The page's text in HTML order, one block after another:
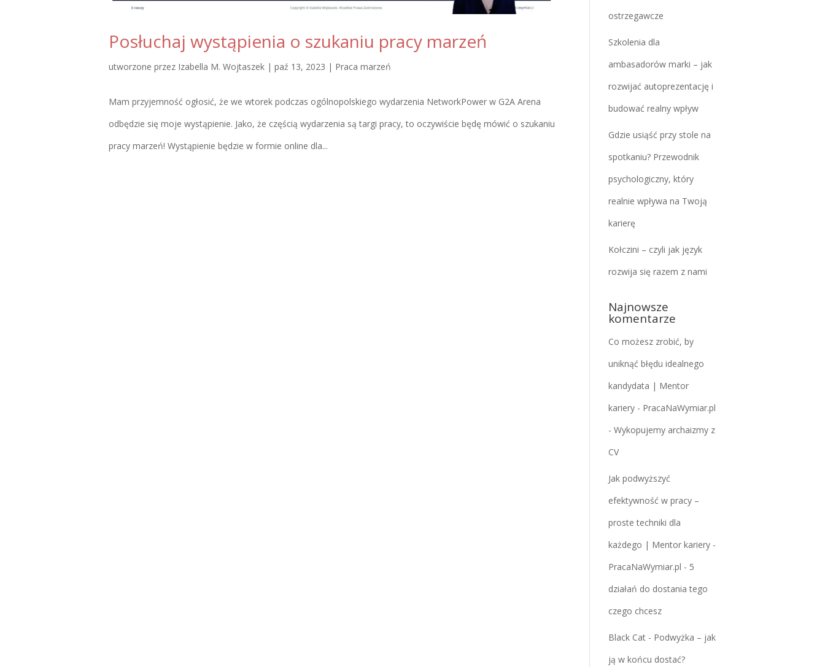
Posłuchaj wystąpienia o szukaniu pracy marzeń
utworzone przez Izabella M. Wojtaszek| paź 13, 2023 | Praca marzeń
Mam przyjemność ogłosić, że we wtorek podczas ogólnopolskiego wydarzenia NetworkPower w G2A Arena
odbędzie się moje wystąpienie. Jako, że częścią wydarzenia są targi pracy, to oczywiście będę mówić o szukaniu
pracy marzeń! Wystąpienie będzie w formie online dla...
ostrzegawcze
Szkolenia dla
ambasadorów marki – jak
rozwijać autoprezentację i
budować realny wpływ
Gdzie usiąść przy stole na
spotkaniu? Przewodnik
psychologiczny, który
realnie wpływa na Twoją
karierę
Kołczini – czyli jak język
rozwija się razem z nami
Najnowsze
komentarze
Co możesz zrobić, by
uniknąć błędu idealnego
kandydata | Mentor
kariery - PracaNaWymiar.pl
- Wykopujemy archaizmy z
CV
Jak podwyższyć
efektywność w pracy –
proste techniki dla
każdego | Mentor kariery -
PracaNaWymiar.pl - 5
działań do dostania tego
czego chcesz
Black Cat- Podwyżka – jak
ją w końcu dostać?